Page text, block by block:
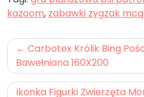
kazoom, zabawki zygzak
Nawigacja
wpisu
Carbotex Królik Bing
Bawełniana 160X200
Ikonka Figurki Zwierzęta